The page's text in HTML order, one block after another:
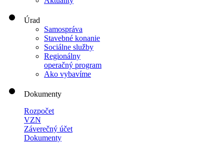
Úrad
Samospráva
Stavebné konanie
Sociálne služby
Regionálny
operačný program
Ako vybavíme
Dokumenty
Rozpočet
VZN
Záverečný účet
Dokumenty